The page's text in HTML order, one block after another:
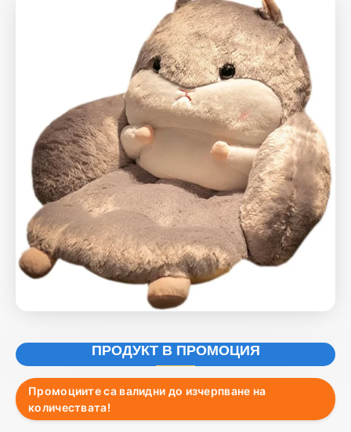
ПРОДУКТ В ПРОМОЦИЯ
Промоциите са валидни до изчерпване на
количествата!